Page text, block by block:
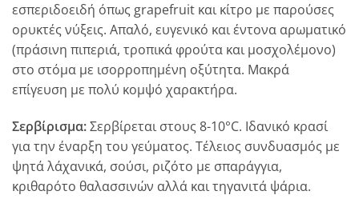
εσπεριδοειδή όπως grapefruit και κίτρο με παρούσες
ορυκτές νύξεις. Απαλό, ευγενικό και έντονα αρωματικό
(πράσινη πιπεριά, τροπικά φρούτα και μοσχολέμονο)
στο στόμα με ισορροπημένη οξύτητα. Μακρά
επίγευση με πολύ κομψό χαρακτήρα.
Σερβίρισμα:Σερβίρεται στους 8-10°C. Ιδανικό κρασί
για την έναρξη του γεύματος. Τέλειος συνδυασμός με
ψητά λάχανικά, σούσι, ριζότο με σπαράγγια,
κριθαρότο θαλασσινών αλλά και τηγανιτά ψάρια.